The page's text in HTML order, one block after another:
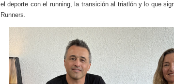
el deporte con el running, la transición al triatlón y lo que
Runners.